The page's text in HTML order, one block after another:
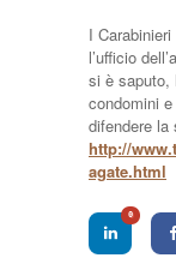
I
l’ufficio
si è saputo,
condomini
difendere la
http://
agate.html
0